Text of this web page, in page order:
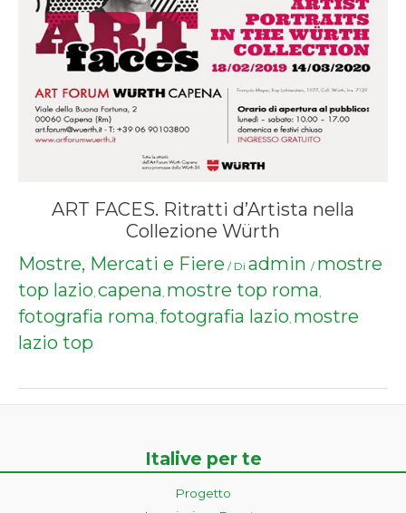
ART FACES. Ritratti d’Artista nella
Collezione Würth
Mostre, Mercati e Fiere / Di admin / mostre
top lazio, capena, mostre top roma,
fotografia roma, fotografia lazio, mostre
lazio top
Italive per te
Progetto